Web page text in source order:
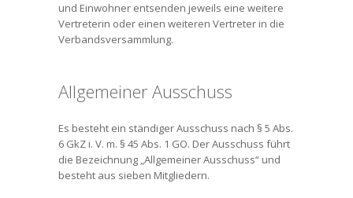
und Einwohner entsenden jeweils eine weitere
Vertreterin oder einen weiteren Vertreter in die
Verbandsversammlung.
Allgemeiner Ausschuss
Es besteht ein ständiger Ausschuss nach § 5 Abs.
6 GkZ i. V. m. § 45 Abs. 1 GO. Der Ausschuss führt
die Bezeichnung „Allgemeiner Ausschuss“ und
besteht aus sieben Mitgliedern.